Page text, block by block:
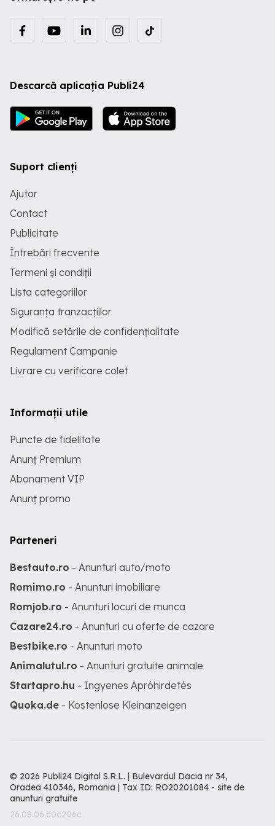
Descarcă aplicația Publi24
Suport clienți
Ajutor
Contact
Publicitate
Întrebări frecvente
Termeni și condiții
Lista categoriilor
Siguranța tranzacțiilor
Modifică setările de confidențialitate
Regulament Campanie
Livrare cu verificare colet
Informații utile
Puncte de fidelitate
Anunț Premium
Abonament VIP
Anunț promo
Parteneri
Bestauto.ro - Anunturi auto/moto
Romimo.ro - Anunturi imobiliare
Romjob.ro - Anunturi locuri de munca
Cazare24.ro - Anunturi cu oferte de cazare
Bestbike.ro - Anunturi moto
Animalutul.ro - Anunturi gratuite animale
Startapro.hu - Ingyenes Apróhirdetés
Quoka.de - Kostenlose Kleinanzeigen
© 2026 Publi24 Digital S.R.L. | Bulevardul Dacia nr 34,
Oradea 410346, Romania | Tax ID: RO20201084 - site de
anunturi gratuite
26.08.06.c0c206c